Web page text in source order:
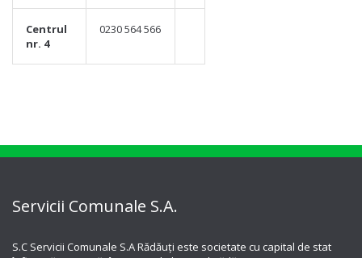
Centrul
nr. 4
0230 564 566
Servicii Comunale S.A.
S.C Servicii Comunale S.A Rădăuți este societate cu capital de stat